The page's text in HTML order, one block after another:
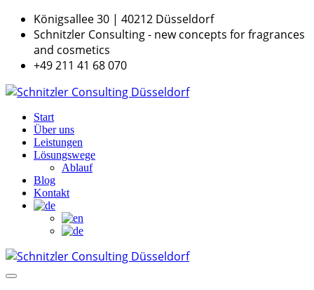
Königsallee 30 | 40212 Düsseldorf
Schnitzler Consulting - new concepts for fragrances
and cosmetics
+49 211 41 68 070
Start
Über uns
Leistungen
Lösungswege
Ablauf
Blog
Kontakt